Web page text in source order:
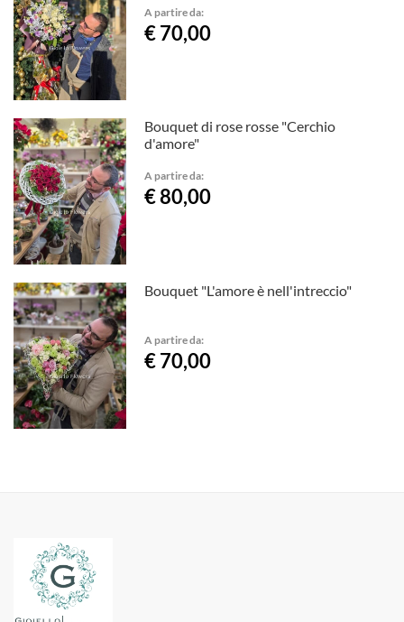
A partire da:
€ 70,00
Bouquet di rose rosse "Cerchio
d'amore"
A partire da:
€ 80,00
Bouquet "L'amore è nell'intreccio"
A partire da:
€ 70,00